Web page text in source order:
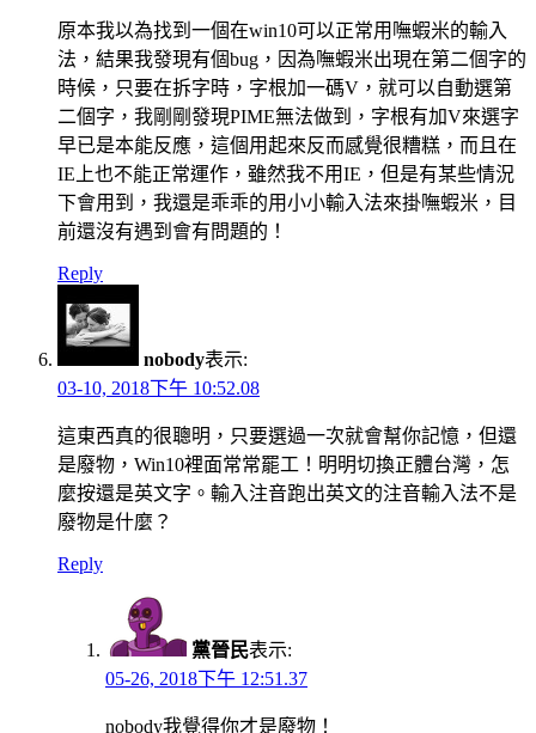
原本我以為找到一個在win10可以正常用嘸蝦米的輸入
法，結果我發現有個bug，因為嘸蝦米出現在第二個字的
時候，只要在拆字時，字根加一碼V，就可以自動選第
二個字，我剛剛發現PIME無法做到，字根有加V來選字
早已是本能反應，這個用起來反而感覺很糟糕，而且在
IE上也不能正常運作，雖然我不用IE，但是有某些情況
下會用到，我還是乖乖的用小小輸入法來掛嘸蝦米，目
前還沒有遇到會有問題的！
Reply
nobody表示:
03-10, 2018下午 10:52.08
這東西真的很聰明，只要選過一次就會幫你記憶，但還
是廢物，Win10裡面常常罷工！明明切換正體台灣，怎
麼按還是英文字。輸入注音跑出英文的注音輸入法不是
廢物是什麼？
Reply
黨晉民表示:
05-26, 2018下午 12:51.37
nobody我覺得你才是廢物！